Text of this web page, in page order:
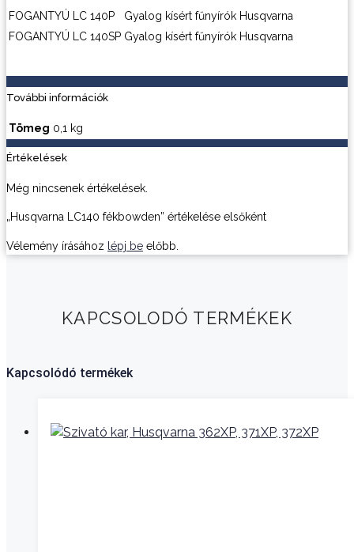
FOGANTYÚ LC 140P Gyalog kísért fűnyírók Husqvarna
FOGANTYÚ
LC 140SP Gyalog kísért fűnyírók Husqvarna
További információk
Tömeg 0,1 kg
Értékelések
Még nincsenek értékelések.
„Husqvarna LC140 fékbowden” értékelése elsőként
Vélemény írásához lépj be előbb.
KAPCSOLODÓ TERMÉKEK
Kapcsolódó termékek